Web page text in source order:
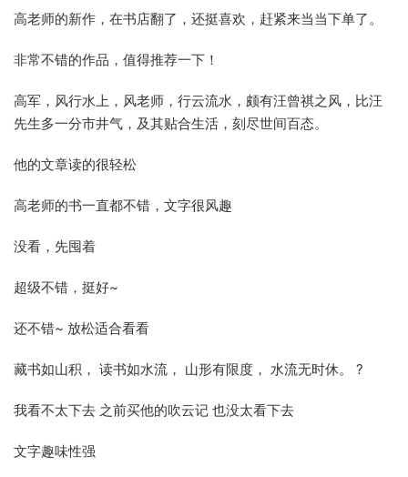
高老师的新作，在书店翻了，还挺喜欢，赶紧来当当下单了。
非常不错的作品，值得推荐一下！
高军，风行水上，风老师，行云流水，颇有汪曾祺之风，比汪
先生多一分市井气，及其贴合生活，刻尽世间百态。
他的文章读的很轻松
高老师的书一直都不错，文字很风趣
没看，先囤着
超级不错，挺好~
还不错~ 放松适合看看
藏书如山积， 读书如水流， 山形有限度， 水流无时休。 ?
我看不太下去 之前买他的吹云记 也没太看下去
文字趣味性强